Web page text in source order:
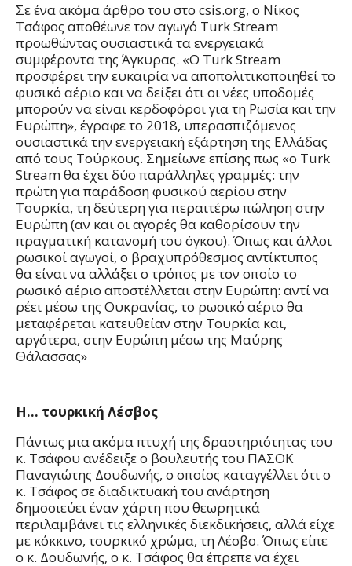
Σε ένα ακόμα άρθρο του στο csis.org, ο Νίκος
Τσάφος αποθέωνε τον αγωγό Turk Stream
προωθώντας ουσιαστικά τα ενεργειακά
συμφέροντα της Άγκυρας. «Ο Turk Stream
προσφέρει την ευκαιρία να αποπολιτικοποιηθεί το
φυσικό αέριο και να δείξει ότι οι νέες υποδομές
μπορούν να είναι κερδοφόροι για τη Ρωσία και την
Ευρώπη», έγραφε το 2018, υπερασπιζόμενος
ουσιαστικά την ενεργειακή εξάρτηση της Ελλάδας
από τους Τούρκους. Σημείωνε επίσης πως «ο Turk
Stream θα έχει δύο παράλληλες γραμμές: την
πρώτη για παράδοση φυσικού αερίου στην
Τουρκία, τη δεύτερη για περαιτέρω πώληση στην
Ευρώπη (αν και οι αγορές θα καθορίσουν την
πραγματική κατανομή του όγκου). Όπως και άλλοι
ρωσικοί αγωγοί, ο βραχυπρόθεσμος αντίκτυπος
θα είναι να αλλάξει ο τρόπος με τον οποίο το
ρωσικό αέριο αποστέλλεται στην Ευρώπη: αντί να
ρέει μέσω της Ουκρανίας, το ρωσικό αέριο θα
μεταφέρεται κατευθείαν στην Τουρκία και,
αργότερα, στην Ευρώπη μέσω της Μαύρης
Θάλασσας»
Η… τουρκική Λέσβος
Πάντως μια ακόμα πτυχή της δραστηριότητας του
κ. Τσάφου ανέδειξε ο βουλευτής του ΠΑΣΟΚ
Παναγιώτης Δουδωνής, ο οποίος καταγγέλλει ότι ο
κ. Τσάφος σε διαδικτυακή του ανάρτηση
δημοσιεύει έναν χάρτη που θεωρητικά
περιλαμβάνει τις ελληνικές διεκδικήσεις, αλλά είχε
με κόκκινο, τουρκικό χρώμα, τη Λέσβο. Όπως είπε
ο κ. Δουδωνής, ο κ. Τσάφος θα έπρεπε να έχει